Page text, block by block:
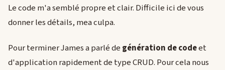
Le code m'a semblé propre et clair. Difficile ici de vous
donner les détails, mea culpa.
Pour terminer James a parlé de génération de codeet
d'application rapidement de type CRUD. Pour cela nous